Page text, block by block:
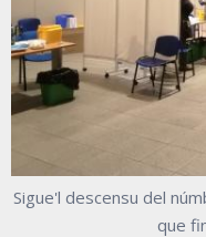
Sigue'l descensu del
que